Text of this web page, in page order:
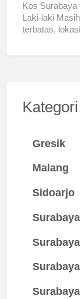
Kos Surabaya
Laki-laki
terbatas,
Gresik
Malang
Sidoarjo
Surabaya